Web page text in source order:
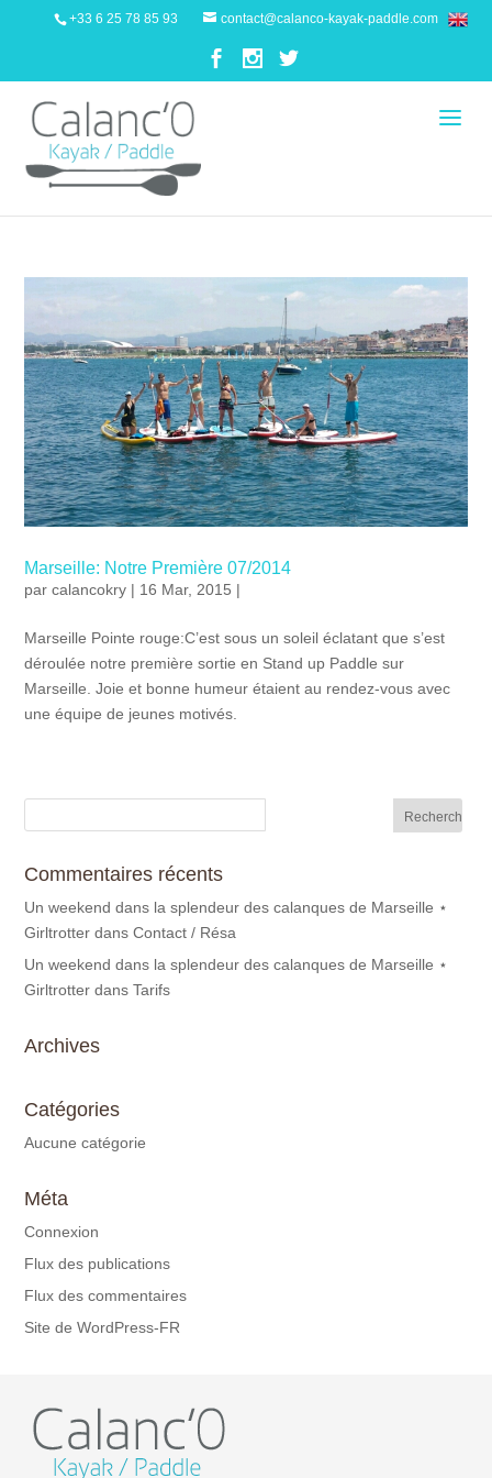
+33 6 25 78 85 93 contact@calanco-kayak-paddle.com
Marseille: Notre Première 07/2014
parcalancokry | 16 Mar, 2015 |
Marseille Pointe rouge:C’est sous un soleil éclatant que s’est
déroulée notre première sortie en Stand up Paddle sur
Marseille. Joie et bonne humeur étaient au rendez-vous avec
une équipe de jeunes motivés.
Commentaires récents
Un weekend dans la splendeur des calanques de Marseille ⋆
Girltrotter dansContact / Résa
Un weekend dans la splendeur des calanques de Marseille ⋆
Girltrotter dansTarifs
Archives
Catégories
Aucune catégorie
Méta
Connexion
Flux des publications
Flux des commentaires
Site de WordPress-FR